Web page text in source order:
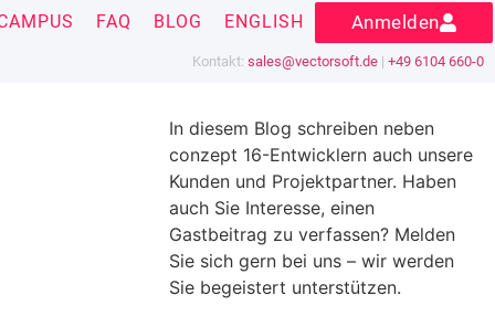
Kontakt: sales@vectorsoft.de | +49 6104 660-0
FAQ BLOG ENGLISH Anmelden
In diesem Blog schreiben neben
conzept 16-Entwicklern auch unsere
Kunden und Projektpartner. Haben
auch Sie Interesse, einen
Gastbeitrag zu verfassen? Melden
Sie sich gern bei uns – wir werden
Sie begeistert unterstützen.